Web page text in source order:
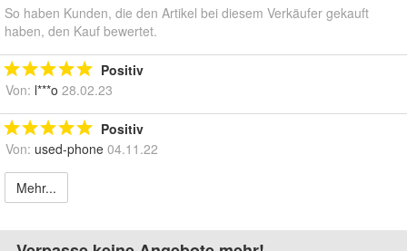
So haben Kunden, die den Artikel bei diesem Verkäufer gekauft
haben, den Kauf bewertet.
Positiv
Von: l***o 28.02.23
Positiv
Von: used-phone 04.11.22
Mehr...